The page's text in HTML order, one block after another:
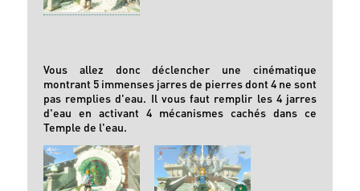
Vous allez donc déclencher une cinématique
montrant 5 immenses jarres de pierres dont 4 ne sont
pas remplies d'eau. Il vous faut remplir les 4 jarres
d'eau en activant 4 mécanismes cachés dans ce
Temple de l'eau.